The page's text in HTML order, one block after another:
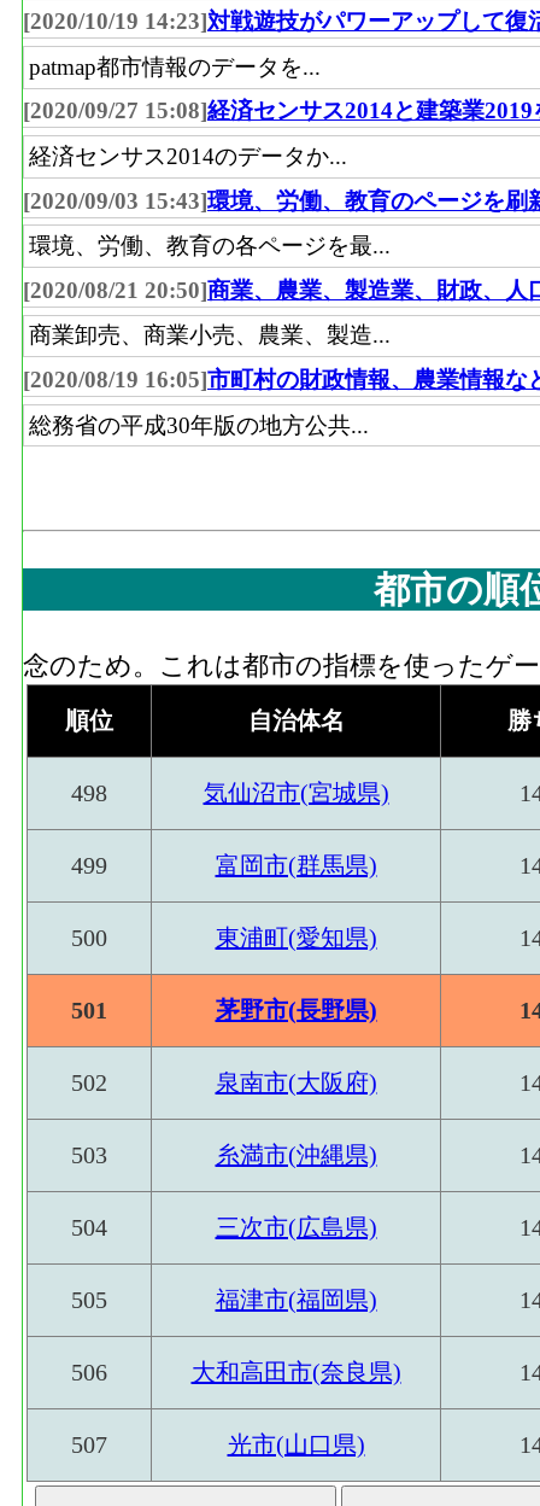
[2020/10/19 14:23]対戦遊技がパワーアップして復
patmap都市情報のデータを...
[2020/09/27 15:08]経済センサス2014と建築業2019
経済センサス2014のデータか...
[2020/09/03 15:43]環境、労働、教育のページを刷
環境、労働、教育の各ページを最...
[2020/08/21 20:50]商業、農業、製造業、財政、人
商業卸売、商業小売、農業、製造...
[2020/08/19 16:05]市町村の財政情報、農業情報な
総務省の平成30年版の地方公共...
都市の順
念のため。これは都市の指標を使ったゲ
順位 自治体名 勝
498 気仙沼市(宮城県)
499 富岡市(群馬県)
500 東浦町(愛知県)
501 茅野市(長野県)
502 泉南市(大阪府)
503 糸満市(沖縄県)
504 三次市(広島県)
505 福津市(福岡県)
506 大和高田市(奈良県)
507 光市(山口県)